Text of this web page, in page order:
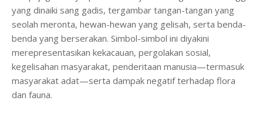
yang dinaiki sang gadis, tergambar tangan-tangan yang
seolah meronta, hewan-hewan yang gelisah, serta benda-
benda yang berserakan. Simbol-simbol ini diyakini
merepresentasikan kekacauan, pergolakan sosial,
kegelisahan masyarakat, penderitaan manusia—termasuk
masyarakat adat—serta dampak negatif terhadap flora
dan fauna.